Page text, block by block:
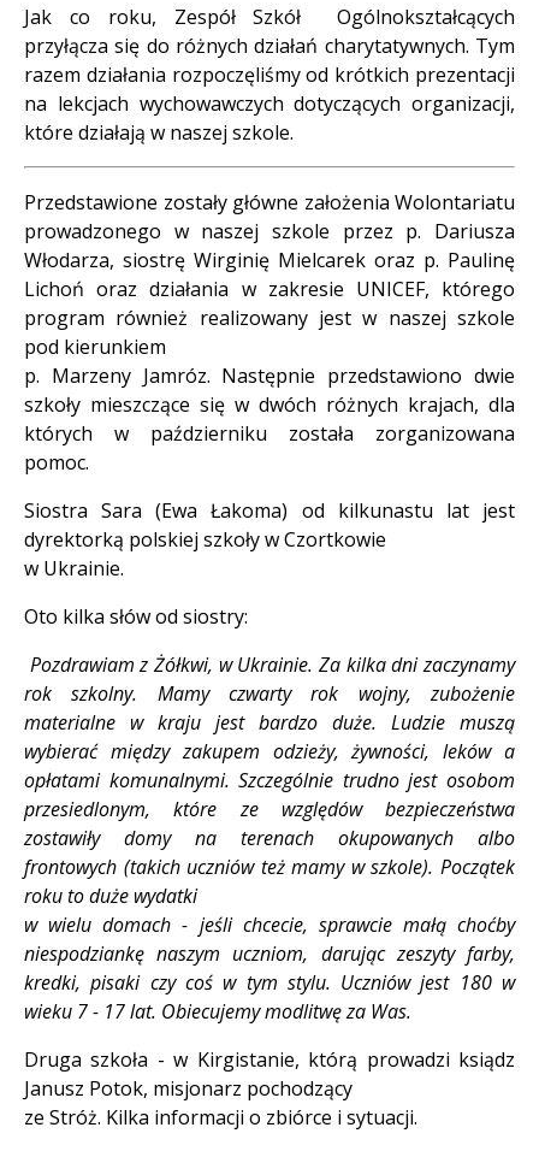
Treść
Jak co roku, Zespół Szkół Ogólnokształcących
przyłącza się do różnych działań charytatywnych. Tym
razem działania rozpoczęliśmy od krótkich prezentacji
na lekcjach wychowawczych dotyczących organizacji,
które działają w naszej szkole.
Przedstawione zostały główne założenia Wolontariatu
prowadzonego w naszej szkole przez p. Dariusza
Włodarza, siostrę Wirginię Mielcarek oraz p. Paulinę
Lichoń oraz działania w zakresie UNICEF, którego
program również realizowany jest w naszej szkole
pod kierunkiem
p. Marzeny Jamróz. Następnie przedstawiono dwie
szkoły mieszczące się w dwóch różnych krajach, dla
których w październiku została zorganizowana
pomoc.
Siostra Sara (Ewa Łakoma) od kilkunastu lat jest
dyrektorką polskiej szkoły w Czortkowie
w Ukrainie.
Oto kilka słów od siostry:
Pozdrawiam z Żółkwi, w Ukrainie. Za kilka dni zaczynamy
rok szkolny. Mamy czwarty rok wojny, zubożenie
materialne w kraju jest bardzo duże. Ludzie muszą
wybierać między zakupem odzieży, żywności, leków a
opłatami komunalnymi. Szczególnie trudno jest osobom
przesiedlonym, które ze względów bezpieczeństwa
zostawiły domy na terenach okupowanych albo
frontowych (takich uczniów też mamy w szkole). Początek
roku to duże wydatki
w wielu domach - jeśli chcecie, sprawcie małą choćby
niespodziankę naszym uczniom, darując zeszyty farby,
kredki, pisaki czy coś w tym stylu. Uczniów jest 180 w
wieku 7 - 17 lat. Obiecujemy modlitwę za Was.
Druga szkoła - w Kirgistanie, którą prowadzi ksiądz
Janusz Potok, misjonarz pochodzący
ze Stróż. Kilka informacji o zbiórce i sytuacji.